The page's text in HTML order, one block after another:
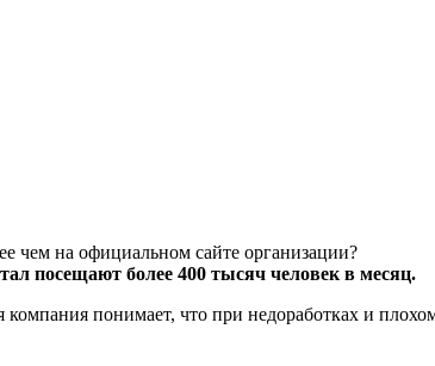
чем на официальном сайте организации?
посещают более 400 тысяч человек в месяц.
понимает, что при недоработках и